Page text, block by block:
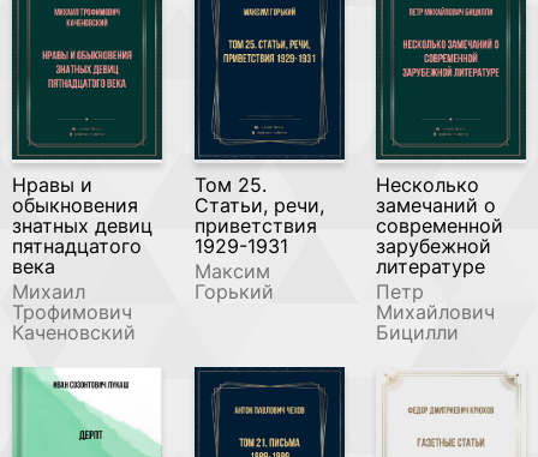
Нравы и
обыкновения
знатных девиц
пятнадцатого
века
Михаил
Трофимович
Каченовский
Том 25.
Статьи, речи,
приветствия
1929-1931
Максим
Горький
Несколько
замечаний о
современной
зарубежной
литературе
Петр
Михайлович
Бицилли